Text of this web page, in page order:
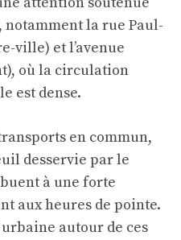
notamment la rue Paul-
ville) et l’avenue
où la circulation
est dense.
en commun,
desservie par le
à une forte
aux heures de pointe.
autour de ces